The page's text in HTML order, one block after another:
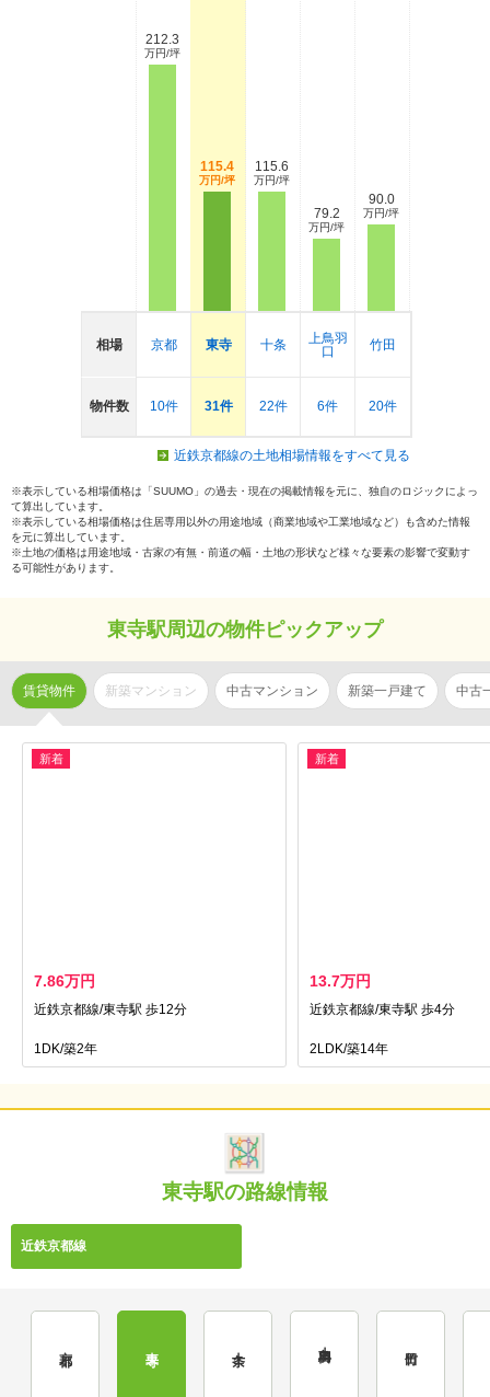
相場
物件数
212.3
万円/坪
京都
10件
115.4
万円/坪
東寺
31件
115.6
万円/坪
十条
22件
79.2
万円/坪
上鳥羽
口
6件
90.0
万円/坪
竹田
20件
近鉄京都線の土地相場情報をすべて見る
※表示している相場価格は「SUUMO」の過去・現在の掲載情報を元に、独自のロジックによっ
て算出しています。
※表示している相場価格は住居専用以外の用途地域（商業地域や工業地域など）も含めた情報
を元に算出しています。
※土地の価格は用途地域・古家の有無・前道の幅・土地の形状など様々な要素の影響で変動す
る可能性があります。
東寺駅周辺の物件ピックアップ
賃貸物件 新築マンション 中古マンション 新築一戸建て 中古
新着
7.86万円
近鉄京都線/東寺駅 歩12分
1DK/築2年
新着
13.7万円
近鉄京都線/東寺駅 歩4分
2LDK/築14年
東寺駅の路線情報
近鉄京都線